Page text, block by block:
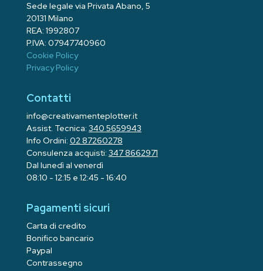
Sede legale via Privata Abano, 5
20131 Milano
REA: 1992807
P.IVA: 07947740960
Cookie Policy
Privacy Policy
Contatti
info@creativamenteplotter.it
Assist. Tecnica: 340 5659943
Info Ordini: 02 87260278
Consulenza acquisti: 347 8662971
Dal lunedì al venerdì
08:10 - 12:15 e 12:45 - 16:40
Pagamenti sicuri
Carta di credito
Bonifico bancario
Paypal
Contrassegno